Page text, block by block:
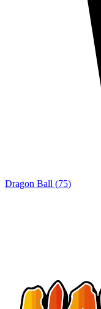
Dragon Ball (75)